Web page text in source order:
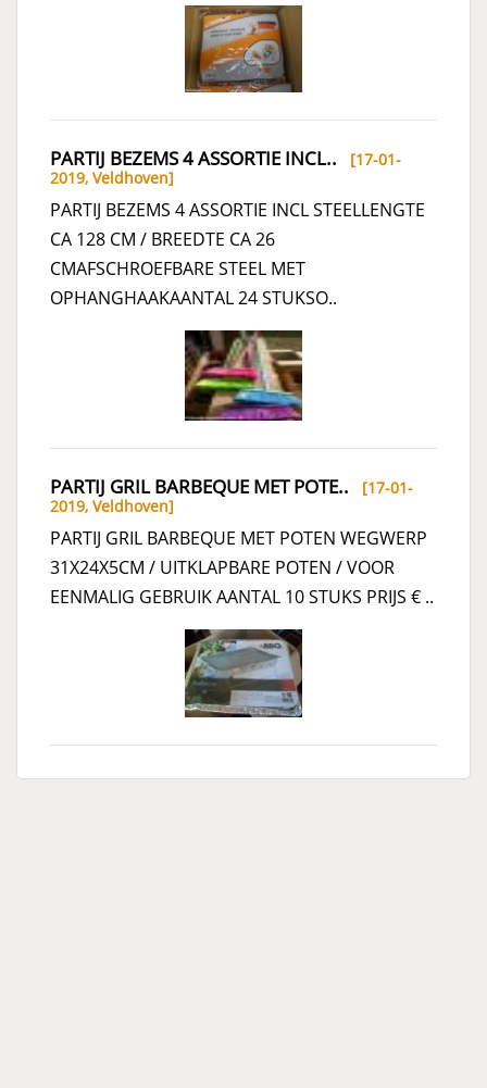
PARTIJ BEZEMS 4 ASSORTIE INCL.. [17-01-
2019, Veldhoven]
PARTIJ BEZEMS 4 ASSORTIE INCL STEELLENGTE
CA 128 CM / BREEDTE CA 26
CMAFSCHROEFBARE STEEL MET
OPHANGHAAKAANTAL 24 STUKSO..
PARTIJ GRIL BARBEQUE MET POTE.. [17-01-
2019, Veldhoven]
PARTIJ GRIL BARBEQUE MET POTEN WEGWERP
31X24X5CM / UITKLAPBARE POTEN / VOOR
EENMALIG GEBRUIK AANTAL 10 STUKS PRIJS € ..